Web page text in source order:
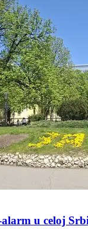
alarm u celoj